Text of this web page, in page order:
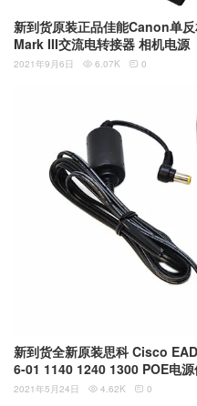
新到货原装正品佳能Canon单
Mark III交流电转接器 相机电源
2021年9月6日  6.07K  0
新到货全新原装思科 Cisco EADP-18MB 48V 0.38A 电源 341-030
6-01 1140 1240 1300 POE电
2021年5月24日  4.62K  0